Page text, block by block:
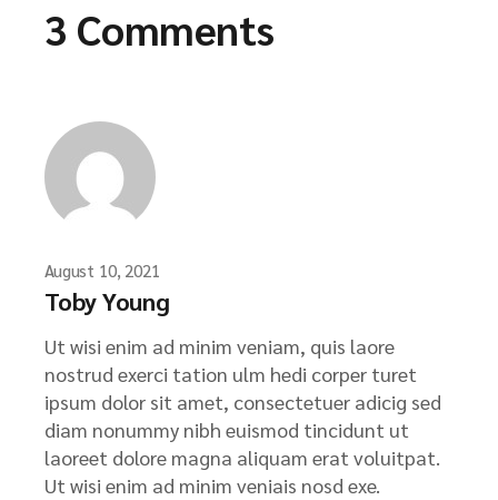
3 Comments
August 10, 2021
Toby Young
Ut wisi enim ad minim veniam, quis laore
nostrud exerci tation ulm hedi corper turet
ipsum dolor sit amet, consectetuer adicig sed
diam nonummy nibh euismod tincidunt ut
laoreet dolore magna aliquam erat voluitpat.
Ut wisi enim ad minim veniais nosd exe.